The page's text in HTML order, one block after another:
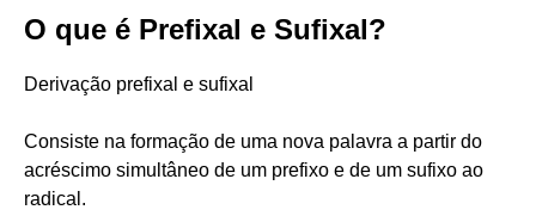
O que é Prefixal e Sufixal?
Derivação prefixal e sufixal
Consiste na formação de uma nova palavra a partir do
acréscimo simultâneo de um prefixo e de um sufixo ao
radical.